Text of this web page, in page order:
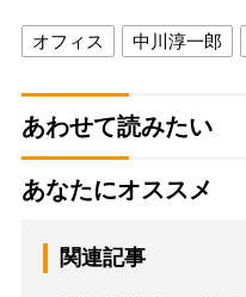
オフィス 中川淳一郎
あわせて読みたい
あなたにオススメ
関連記事